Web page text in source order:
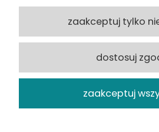
VINYL TAMKA
zaakceptuj tylko
dostosuj
zaakceptuj